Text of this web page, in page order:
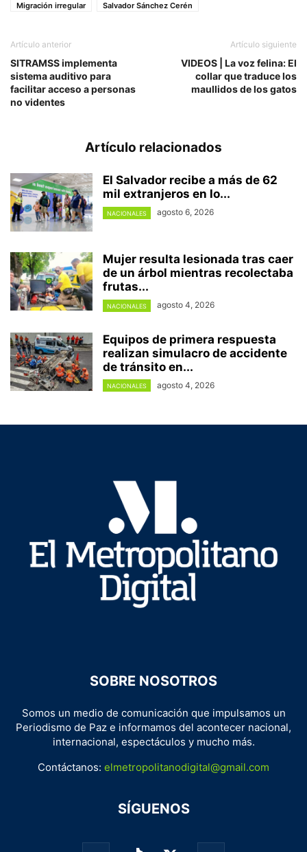
Migración irregular
Salvador Sánchez Cerén
Artículo anterior
SITRAMSS implementa
sistema auditivo para
facilitar acceso a personas
no videntes
Artículo siguiente
VIDEOS | La voz felina: El
collar que traduce los
maullidos de los gatos
Artículo relacionados
El Salvador recibe a más de 62
mil extranjeros en lo...
NACIONALES agosto 6, 2026
Mujer resulta lesionada tras caer
de un árbol mientras recolectaba
frutas...
NACIONALES agosto 4, 2026
Equipos de primera respuesta
realizan simulacro de accidente
de tránsito en...
NACIONALES agosto 4, 2026
SOBRE NOSOTROS
Somos un medio de comunicación que impulsamos un
Periodismo de Paz e informamos del acontecer nacional,
internacional, espectáculos y mucho más.
Contáctanos: elmetropolitanodigital@gmail.com
SÍGUENOS